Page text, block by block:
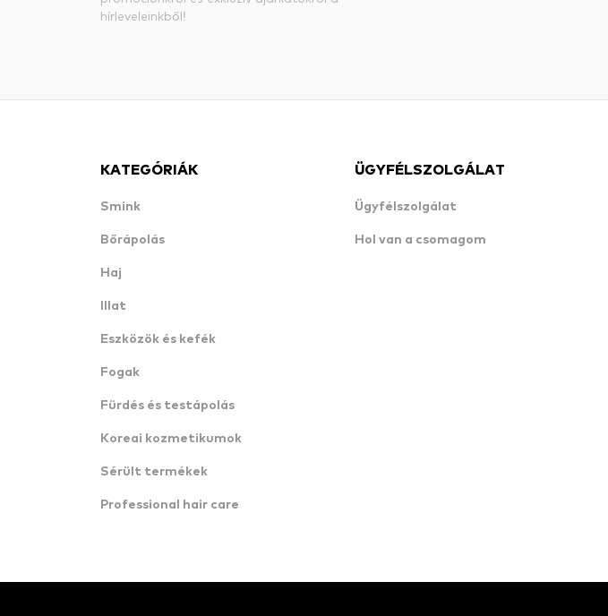
hírleveleinkből!
KATEGÓRIÁK
Smink
Bőrápolás
Haj
Illat
Eszközök és kefék
Fogak
Fürdés és testápolás
Koreai kozmetikumok
Sérült termékek
Professional hair care
ÜGYFÉLSZOLGÁLAT
Ügyfélszolgálat
Hol van a csomagom